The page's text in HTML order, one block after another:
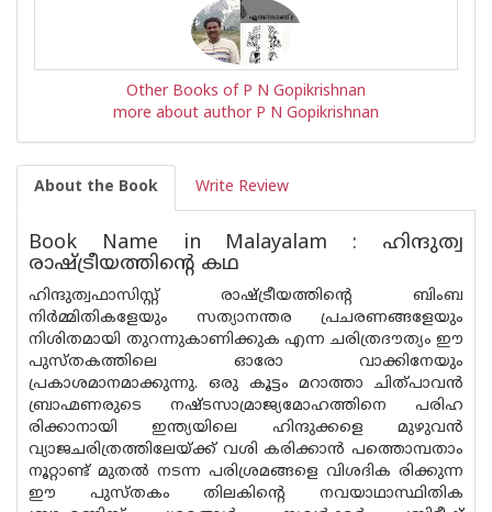
Other Books of P N Gopikrishnan
more about author P N Gopikrishnan
About the Book Write Review
Book Name in Malayalam : ഹിന്ദുത്വ
രാഷ്ട്രീയത്തിൻ്റെ കഥ
ഹിന്ദുത്വഫാസിസ്റ്റ് രാഷ്ട്രീയത്തിൻ്റെ ബിംബ
നിർമ്മിതികളേയും സത്യാനന്തര പ്രചരണങ്ങളേയും
നിശിതമായി തുറന്നുകാണിക്കുക എന്ന ചരിത്രദൗത്യം ഈ
പുസ്തകത്തിലെ ഓരോ വാക്കിനേയും
പ്രകാശമാനമാക്കുന്നു. ഒരു കൂട്ടം മറാത്താ ചിത്പാവൻ
ബ്രാഹ്മണരുടെ നഷ്ടസാമ്രാജ്യമോഹത്തിനെ പരിഹ
രിക്കാനായി ഇന്ത്യയിലെ ഹിന്ദുക്കളെ മുഴുവൻ
വ്യാജചരിത്രത്തിലേയ്ക്ക് വശി കരിക്കാൻ പത്തൊമ്പതാം
നൂറ്റാണ്ട് മുതൽ നടന്ന പരിശ്രമങ്ങളെ വിശദിക രിക്കുന്ന
ഈ പുസ്തകം തിലകിൻ്റെ നവയാഥാസ്ഥിതിക